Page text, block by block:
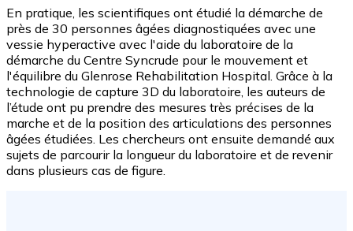
En pratique, les scientifiques ont étudié la démarche de
près de 30 personnes âgées diagnostiquées avec une
vessie hyperactive avec l'aide du laboratoire de la
démarche du Centre Syncrude pour le mouvement et
l'équilibre du Glenrose Rehabilitation Hospital. Grâce à la
technologie de capture 3D du laboratoire, les auteurs de
l’étude ont pu prendre des mesures très précises de la
marche et de la position des articulations des personnes
âgées étudiées. Les chercheurs ont ensuite demandé aux
sujets de parcourir la longueur du laboratoire et de revenir
dans plusieurs cas de figure.